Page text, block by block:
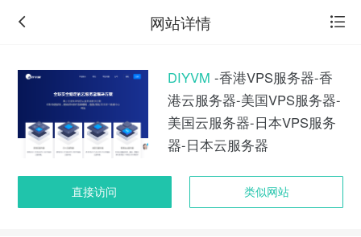
网站详情
DIYVM -香港VPS服务器-香
港云服务器-美国VPS服务器-
美国云服务器-日本VPS服务
器-日本云服务器
直接访问 类似网站